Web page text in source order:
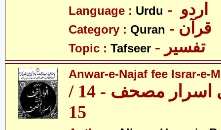
Language : Urdu
Category : Quran - قرآن
Topic : Tafseer - تفسیر
Anwar-e-Najaf fee Israr-e-
انوار نجف فی اسرار مصحف - 14 /
15